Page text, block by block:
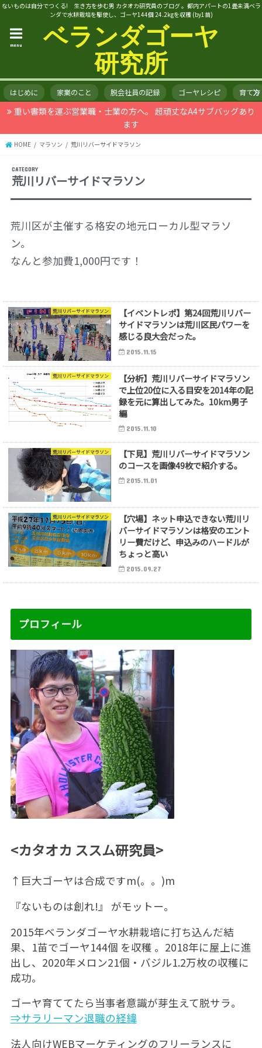
ないものは自分でつくる! 生き方を歩む男 カタオカ研究員のブログ 。都内アパートの1畳未満ベラ
ンダで水耕栽培を駆使し、ゴーヤ144個 24.2kgを収穫 (by1苗)
ベランダゴーヤ
研究所
menu
はじめに 家業のこと 脱会社員の記録 ゴーヤレシピ 育て方
重い書類を運ぶ営業職・士業の方へ。 超頑丈なA4サブバッグあり
ます
HOME マラソン 荒川リバーサイドマラソン
荒川リバーサイドマラソン
荒川区が主催する格安の地元ローカル型マラソ
ン。
なんと参加費1,000円です！
荒川リバーサイドマラソン
【イベントレポ】第24回荒川リバー
サイドマラソンは荒川区民パワーを
感じる良大会だった。
2015.11.15
荒川リバーサイドマラソン
【分析】荒川リバーサイドマラソン
で上位20位に入る目安を2014年の記
録を元に算出してみた。10km男子
編
2015.11.10
荒川リバーサイドマラソン
【下見】荒川リバーサイドマラソン
のコースを画像49枚で紹介する。
2015.11.01
荒川リバーサイドマラソン
【穴場】ネット申込できない荒川リ
バーサイドマラソンは格安のエント
リー費だけど、申込みのハードルが
ちょっと高い
2015.09.27
プロフィール
<カタオカ ススム研究員>
↑巨大ゴーヤは合成ですm(。。)m
『ないものは創れ!』 がモットー。
2015年ベランダゴーヤ水耕栽培に打ち込んだ結
果、1苗でゴーヤ144個 を収穫 。2018年に屋上に進
出し、2020年メロン21個・バジル1.2万枚の収穫に
成功。
ゴーヤ育ててたら当事者意識が芽生えて脱サラ。
⇒サラリーマン退職の経緯
法人向けWEBマーケティングのフリーランスに